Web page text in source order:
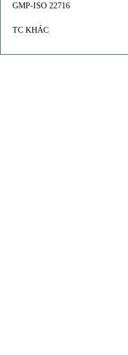
GMP-ISO 22716
TC KHÁC